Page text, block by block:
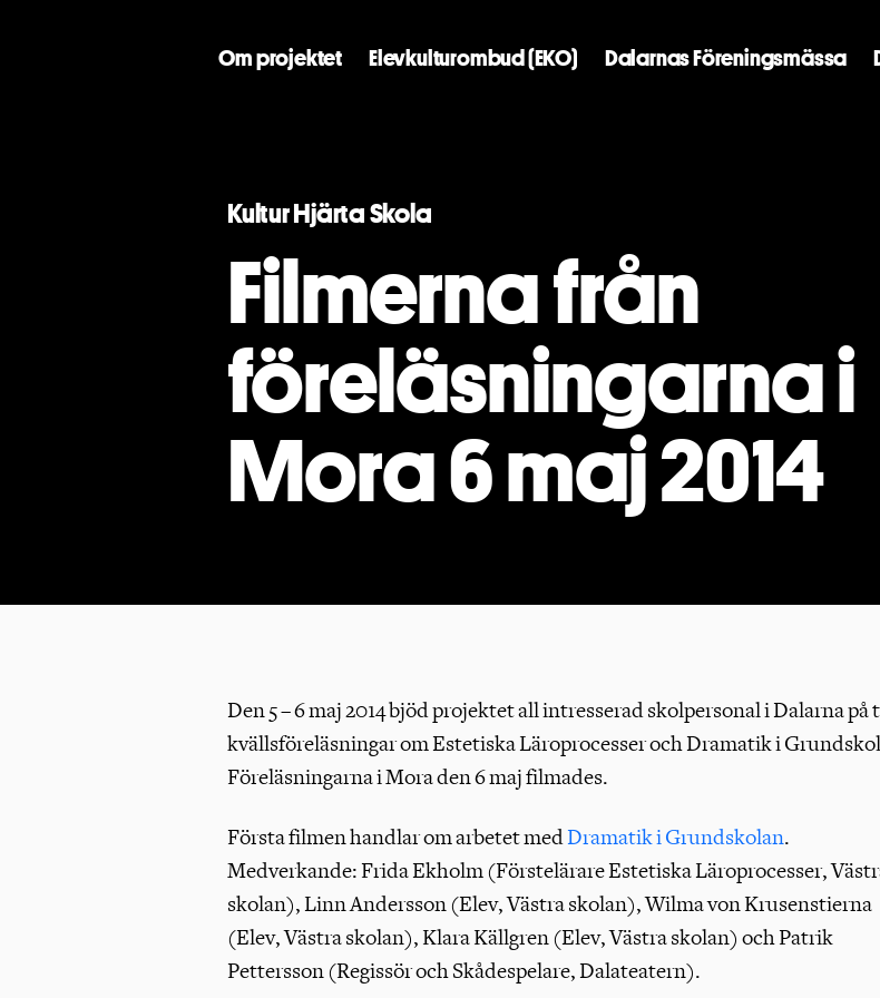
Om projektet Elevkulturombud (EKO) Dalarnas Föreningsmässa
Kultur Hjärta Skola
Filmerna från
föreläsningarna i
Mora 6 maj 2014
Den 5 – 6 maj 2014 bjöd projektet all intresserad skolpersonal i Dalarna på
kvällsföreläsningar om Estetiska Läroprocesser och Dramatik i
Föreläsningarna i Mora den 6 maj filmades.
Första filmen handlar om arbetet medDramatik i Grundskolan.
Medverkande: Frida Ekholm (Förstelärare Estetiska Läroprocesser,
skolan), Linn Andersson (Elev, Västra skolan), Wilma von Krusenstierna
(Elev, Västra skolan), Klara Källgren (Elev, Västra skolan) och Patrik
Pettersson (Regissör och Skådespelare, Dalateatern).